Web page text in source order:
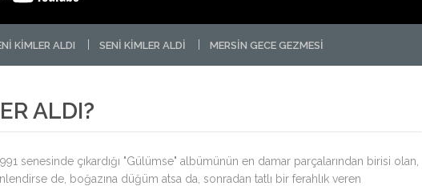
KIMLER ALDI SENI KIMLER ALDI MERSIN GECE GEZMESI
ALDI?
senesinde çıkardığı "Gülümse" albümünün en damar parçalarından birisi olan,
de, boğazına düğüm atsa da, sonradan tatlı bir ferahlık veren